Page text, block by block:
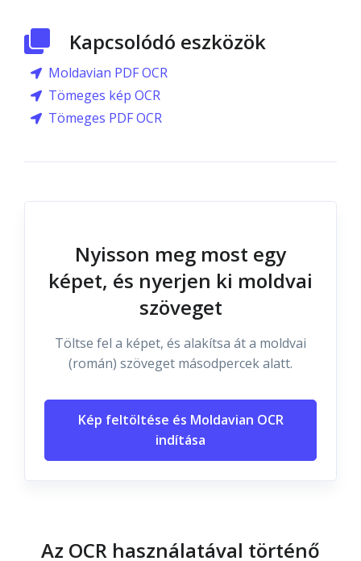
Kapcsolódó eszközök
Moldavian PDF OCR
Tömeges kép OCR
Tömeges PDF OCR
Nyisson meg most egy
képet, és nyerjen ki moldvai
szöveget
Töltse fel a képet, és alakítsa át a moldvai
(román) szöveget másodpercek alatt.
Kép feltöltése és Moldavian OCR
indítása
Az OCR használatával történő